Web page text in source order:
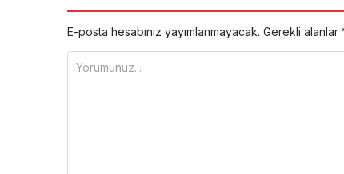
E-posta hesabınız yayımlanmayacak. Gerekli alanlar